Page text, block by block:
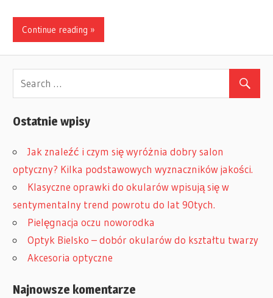
Continue reading »
Ostatnie wpisy
Jak znaleźć i czym się wyróżnia dobry salon
optyczny? Kilka podstawowych wyznaczników jakości.
Klasyczne oprawki do okularów wpisują się w
sentymentalny trend powrotu do lat 90tych.
Pielęgnacja oczu noworodka
Optyk Bielsko – dobór okularów do kształtu twarzy
Akcesoria optyczne
Najnowsze komentarze